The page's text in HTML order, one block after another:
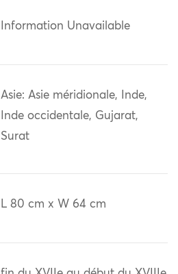
Information Unavailable
Asie: Asie méridionale, Inde,
Inde occidentale, Gujarat,
Surat
L 80 cm x W 64 cm